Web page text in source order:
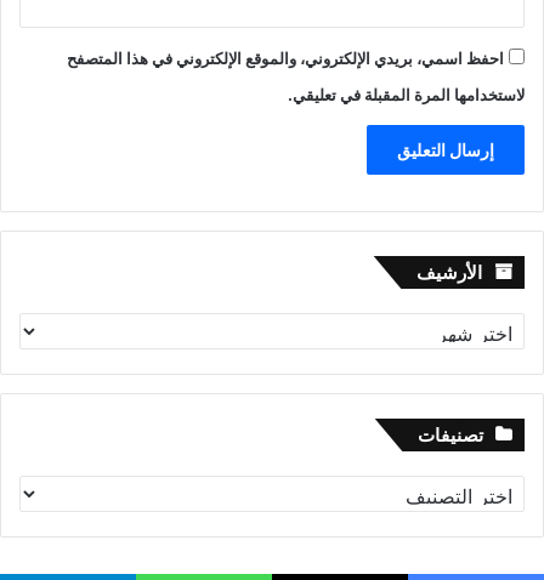
احفظ اسمي، بريدي الإلكتروني، والموقع الإلكتروني في هذا المتصفح
لاستخدامها المرة المقبلة في تعليقي.
الأرشيف الأرشيف
تصنيفات
تصنيفات